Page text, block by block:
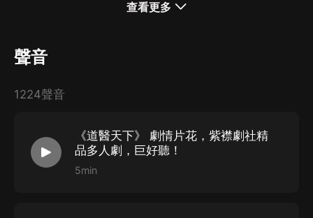
有格調，會生活，琴棋書畫唱，藥酒茶花詩，山醫命相
文，文中有最美的女人，最生動的情節，最專業的中醫橋
版權方：掌閱集團
作者：悶騷的蠍子
查看更多
聲音
1224聲音
《道醫天下》 劇情片花，紫襟劇社精
品多人劇，巨好聽！
5min